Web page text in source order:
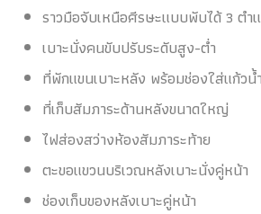
ราวมือจับเหนือศีรษะแบบพับได้ 3 ตำ
เบาะนั่งคนขับปรับระดับสูง-ต่ำ
ที่พักแขนเบาะหลัง พร้อมช่องใส่แก้วน้ำ
ที่เก็บสัมภาระด้านหลังขนาดใหญ่
ไฟส่องสว่างห้องสัมภาระท้าย
ตะขอแขวนบริเวณหลังเบาะนั่งคู่หน้า
ช่องเก็บของหลังเบาะคู่หน้า